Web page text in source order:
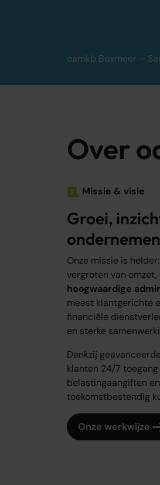
oamkb Boxmeer –
Over
Missie & visie
Groei,
ondernemen
Onze missie is
vergroten van
hoogwaardige
meest klantgerichte
financiële
en sterke
Dankzij
klanten 24/7
belastingaangiften
toekomstbestendig
Onze werkwijze